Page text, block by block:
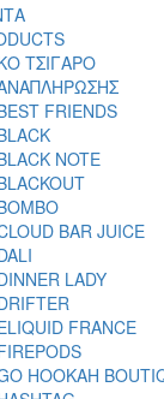
ΤΣΙΓΑΡΟ
FRIENDS
NOTE
BAR JUICE
LADY
FRANCE
HOOKAH